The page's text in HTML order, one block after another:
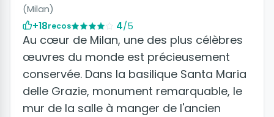
(Milan)
+18recos 4/5
Au cœur de Milan, une des plus célèbres
œuvres du monde est précieusement
conservée. Dans la basilique Santa Maria
delle Grazie, monument remarquable, le
mur de la salle à manger de l'ancien